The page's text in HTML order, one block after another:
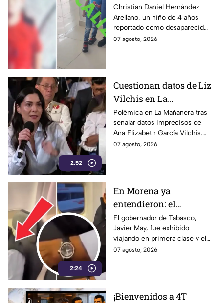
la Alerta activada en
León, Guanajuato:
CONFIRMAN
H4LLAZGO
Christian Daniel Hernández
Arellano, un niño de 4 años
reportado como desaparecido
en León, Guanajuato, fue
07 agosto, 2026
2:52
Cuestionan datos de Liz
Vilchis en La
Mañanera: estudio de
Reuters respalda a TV
Azteca
Polémica en La Mañanera tras
señalar datos imprecisos de
Ana Elizabeth García Vilchis.
Estudio de Reuters coloca a
07 agosto, 2026
2:24
En Morena ya
entendieron: el
problema no es viajar
en primera clase… ¡es
que te graben!
El gobernador de Tabasco,
Javier May, fue exhibido
viajando en primera clase y el
tema llegó hasta la dirigencia
07 agosto, 2026
¡Bienvenidos a 4T